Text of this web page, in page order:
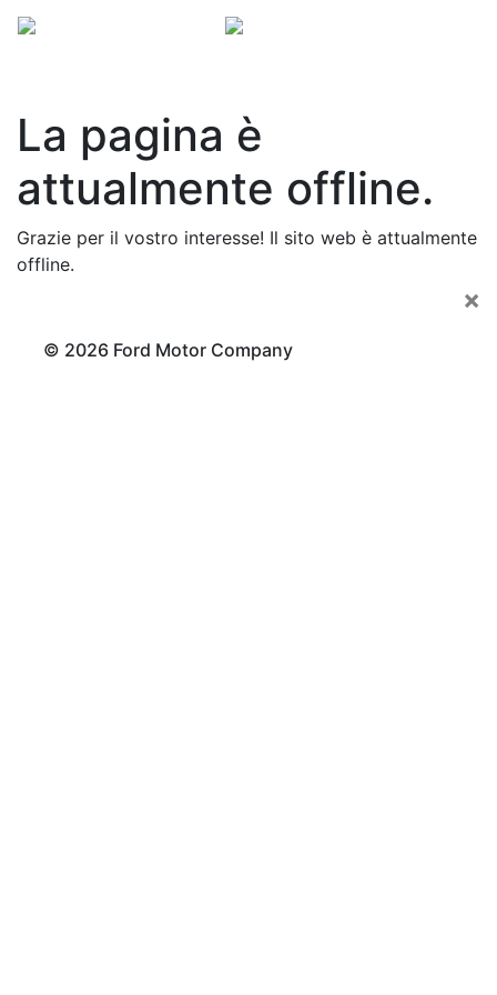
La pagina è
attualmente offline.
Grazie per il vostro interesse! Il sito web è attualmente
offline.
×
© 2026 Ford Motor Company